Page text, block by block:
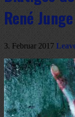
René Junge
3. Februar 2017